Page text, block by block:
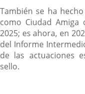
También se ha
como Ciudad
2025; es ahora, en
del Informe
de las actuaciones
sello.